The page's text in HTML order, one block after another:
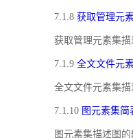
7.1.8 获取管理元
获取管理元素集
7.1.9 全文文件元
全文文件元素集
7.1.10 图元素集简
图元素集描述图